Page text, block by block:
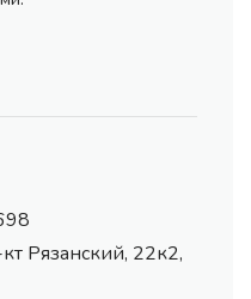
Рязанский, 22к2,